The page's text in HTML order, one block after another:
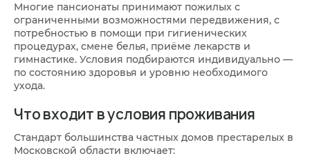
Многие пансионаты принимают пожилых с
ограниченными возможностями передвижения, с
потребностью в помощи при гигиенических
процедурах, смене белья, приёме лекарств и
гимнастике. Условия подбираются индивидуально —
по состоянию здоровья и уровню необходимого
ухода.
Что входит в условия проживания
Стандарт большинства частных домов престарелых в
Московской области включает: